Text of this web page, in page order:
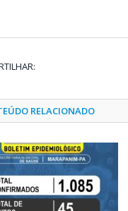
RELACIONADO